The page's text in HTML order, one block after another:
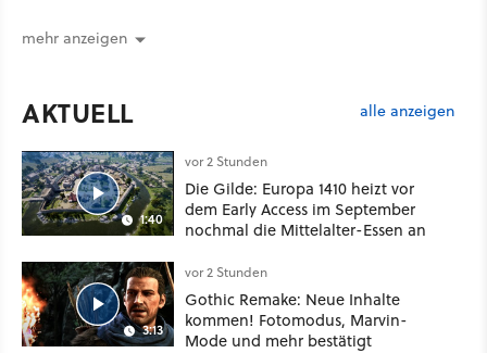
mehr anzeigen
AKTUELL alle anzeigen
1:40
vor 2 Stunden
Die Gilde: Europa 1410 heizt vor
dem Early Access im September
nochmal die Mittelalter-Essen an
3:13
vor 2 Stunden
Gothic Remake: Neue Inhalte
kommen! Fotomodus, Marvin-
Mode und mehr bestätigt